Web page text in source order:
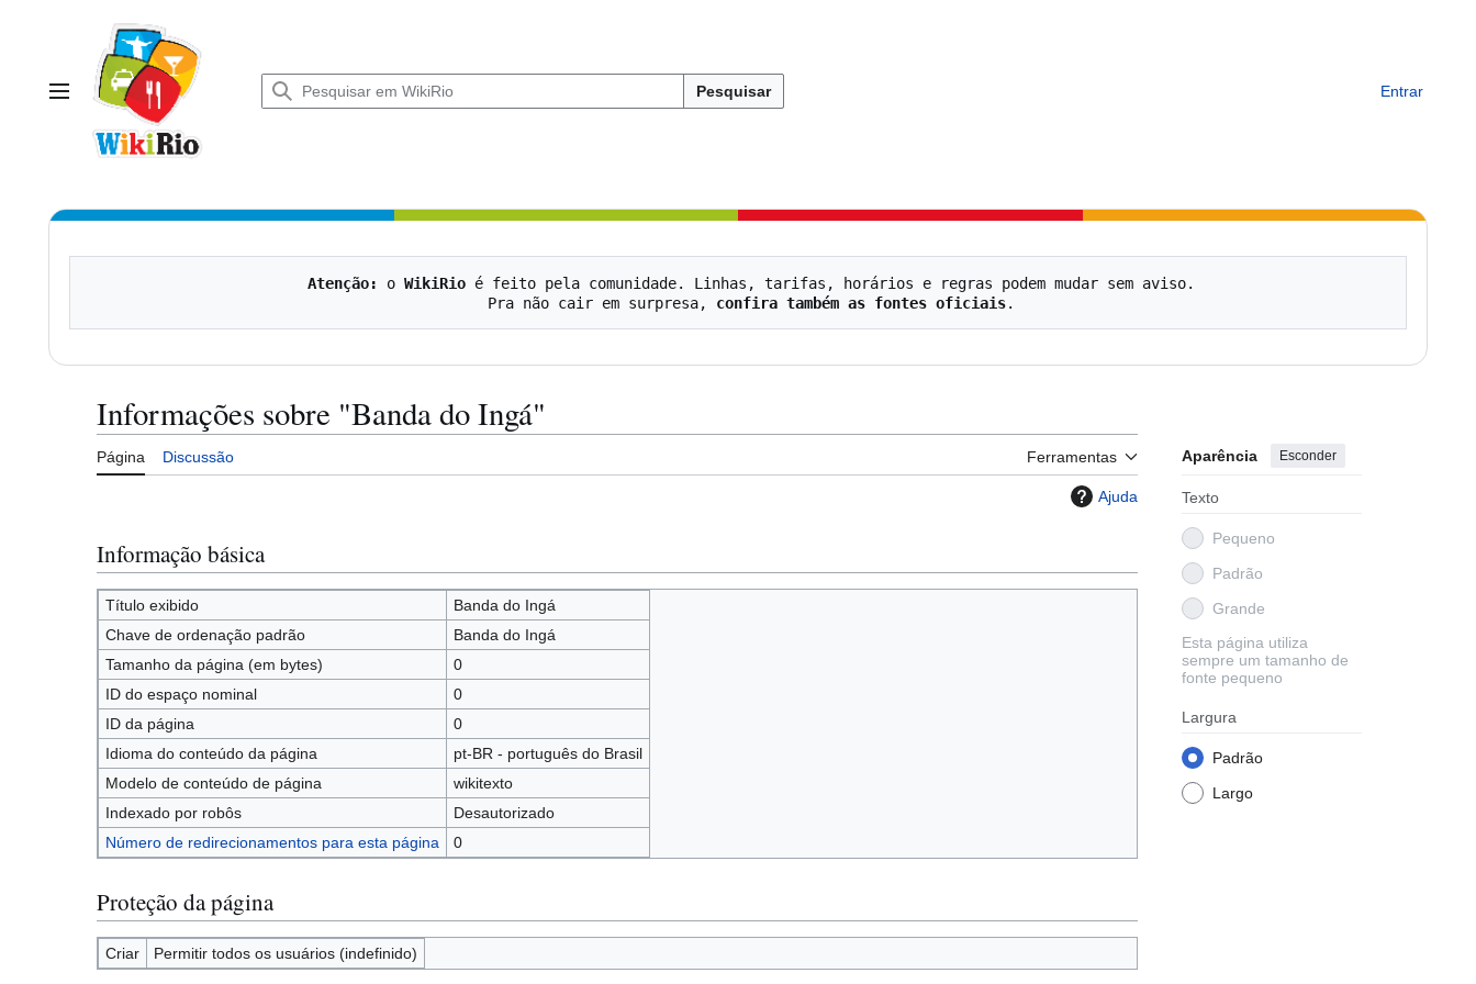
Menu principal Pesquisar Entrar
Atenção: o WikiRio é feito pela comunidade. Linhas, tarifas, horários e regras podem mudar sem aviso.
   Pra não cair em surpresa,
confira também as fontes oficiais
Informações sobre "Banda do Ingá"
Página Discussão Ferramentas Aparência Esconder
Texto
Pequeno
Padrão
Grande
Esta página utiliza
sempre um tamanho de
fonte pequeno
Largura
Padrão
Largo
Ajuda
Informação básica
Título exibido
Banda do Ingá
Chave de ordenação padrão
Banda do Ingá
Tamanho da página (em bytes)
0
ID do espaço nominal
0
ID da página
0
Idioma do conteúdo da página
pt-BR - português do Brasil
Modelo de conteúdo de página
wikitexto
Indexado por robôs
Desautorizado
Número de redirecionamentos para esta página
0
Proteção da página
Criar Permitir todos os usuários (indefinido)